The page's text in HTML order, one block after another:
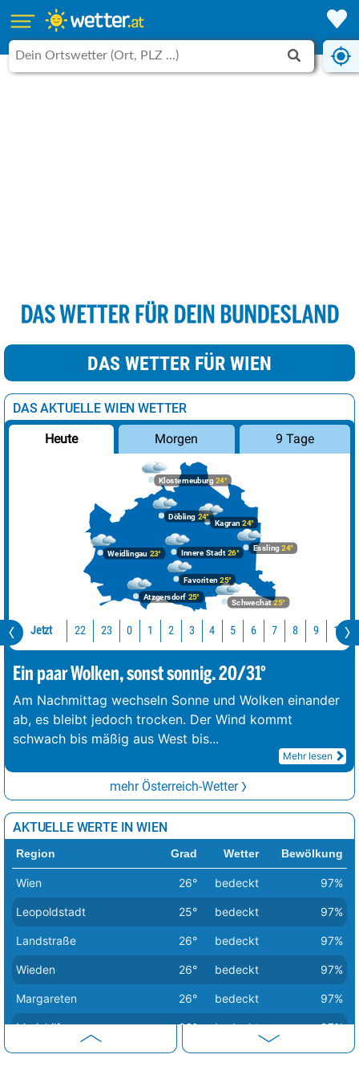
DAS WETTER FÜR WIEN
DAS AKTUELLE WIEN WETTER
Heute Morgen 9 Tage
Klosterneuburg 24°
Essling 24°
Kagran 24°
Weidlingau 23°
Schwechat25°
Döbling24°
Atzgersdorf25°
Innere Stadt26°
Favoriten 25°
Jetzt 22 23 0 1 2 3 4 5 6 7 8 9 10
Ein paar Wolken, sonst sonnig. 20/31°
Am Nachmittag wechseln Sonne und Wolken einander
ab, es bleibt jedoch trocken. Der Wind kommt
schwach bis mäßig aus West bis...
Mehr lesen
mehr Österreich-Wetter
AKTUELLE WERTE IN WIEN
Region Grad Wetter Bewölkung
Wien 26° bedeckt 97%
Leopoldstadt 25° bedeckt 97%
Landstraße 26° bedeckt 97%
Wieden 26° bedeckt 97%
Margareten 26° bedeckt 97%
Mariahilf 26° bedeckt 97%
Neubau 25° bedeckt 97%